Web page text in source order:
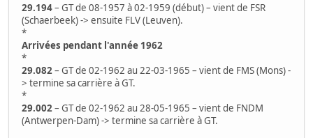
29.194– GT de 08-1957 à 02-1959 (début) – vient de FSR
(Schaerbeek) -> ensuite FLV (Leuven).
*
Arrivées pendant l'année 1962
*
29.082– GT de 02-1962 au 22-03-1965 – vient de FMS (Mons) -
> termine sa carrière à GT.
*
29.002– GT de 02-1962 au 28-05-1965 – vient de FNDM
(Antwerpen-Dam) -> termine sa carrière à GT.